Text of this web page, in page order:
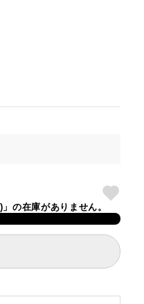
の在庫がありません。